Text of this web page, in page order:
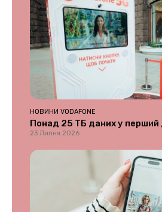
НОВИНИ VODAFONE
Понад 25 ТБ даних у перший
23 Липня 2026